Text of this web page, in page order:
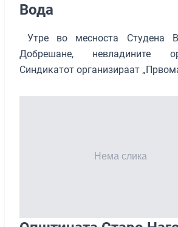
Вода
Утре во месноста Студена
Добрешане, невладините
Синдикатот организираат